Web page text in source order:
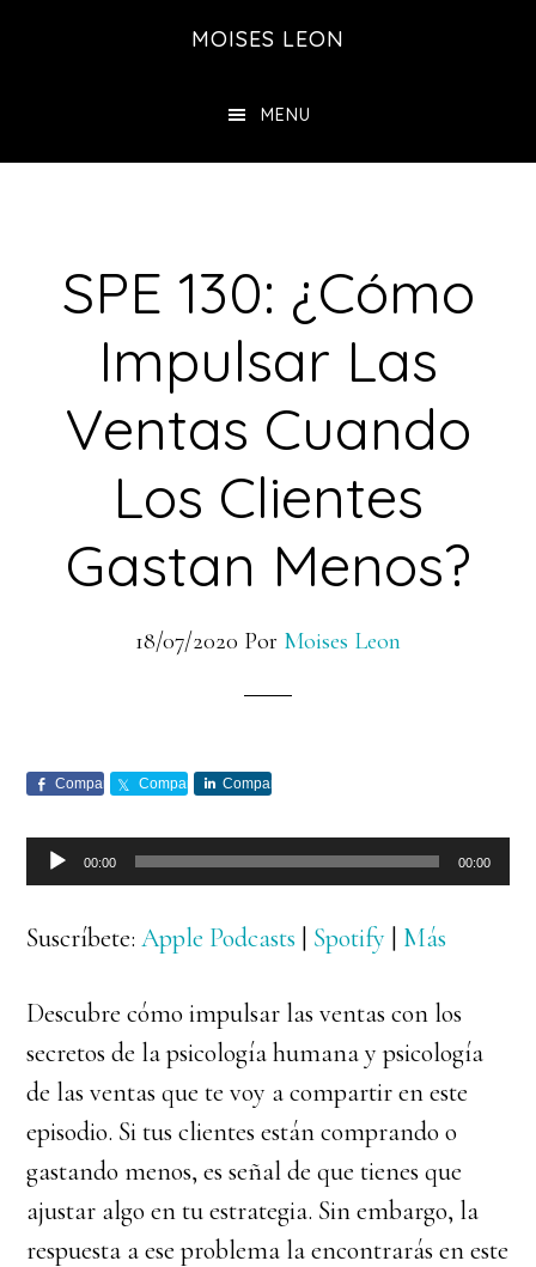
MOISES LEON
MENU
SPE 130: ¿Cómo
Impulsar Las
Ventas Cuando
Los Clientes
Gastan Menos?
18/07/2020 Por Moises Leon
Comparte Comparte Comparte
Reproductor
de
audio
00:00 00:00
Suscríbete:Apple Podcasts | Spotify | Más
Descubre cómo impulsar las ventas con los
secretos de la psicología humana y psicología
de las ventas que te voy a compartir en este
episodio. Si tus clientes están comprando o
gastando menos, es señal de que tienes que
ajustar algo en tu estrategia. Sin embargo, la
respuesta a ese problema la encontrarás en este